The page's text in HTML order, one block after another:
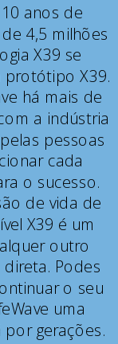
anos de
4,5 milhões
X39 se
protótipo X39.
há mais de
a indústria
pessoas
cada
o sucesso.
de vida de
X39 é um
outro
Podes
o seu
uma
gerações.